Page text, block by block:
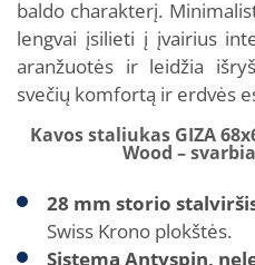
baldo charakterį.
lengvai įsilieti į įvairius
aranžuotės ir leidžia
svečių komfortą ir erdvės
Kavos staliukas GIZA
Wood –
28 mm storio
Swiss Krono plokštės.
Sistema Antyspin,